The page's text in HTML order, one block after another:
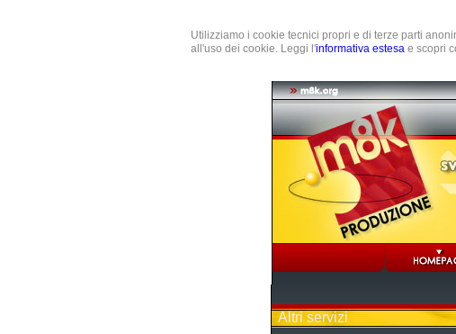
Utilizziamo i cookie tecnici propri e di terze parti
all'uso dei cookie. Leggi l'informativa estesa e scopri
Altri servizi